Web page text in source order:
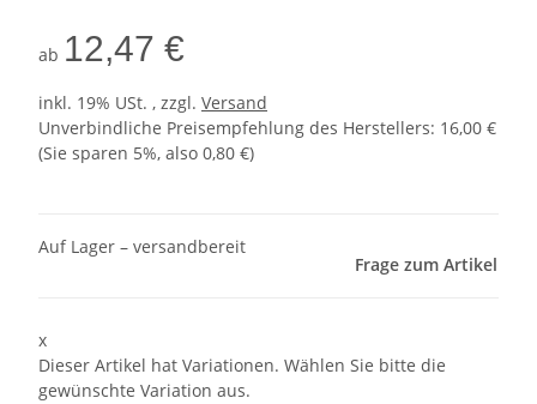
ab 12,47 €
inkl. 19% USt. , zzgl. Versand
Unverbindliche Preisempfehlung des Herstellers: 16,00 €
(Sie sparen 5%, also 0,80 €)
Auf Lager – versandbereit
Frage zum Artikel
x
Dieser Artikel hat Variationen. Wählen Sie bitte die
gewünschte Variation aus.